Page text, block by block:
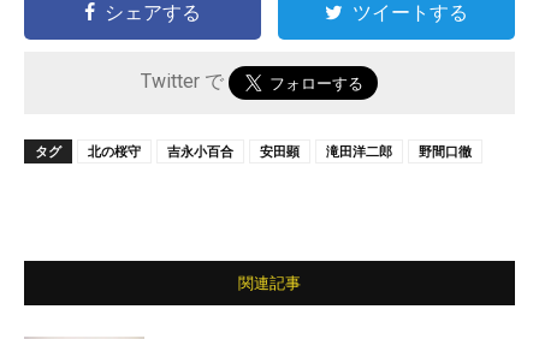
シェアする ツイートする
Twitter で
タグ 北の桜守 吉永小百合 安田顕 滝田洋二郎 野間口徹
関連記事